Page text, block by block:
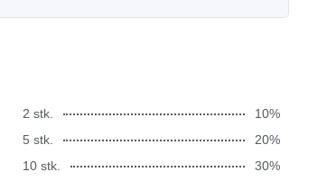
2 stk.
10%
5 stk.
20%
10 stk.
30%